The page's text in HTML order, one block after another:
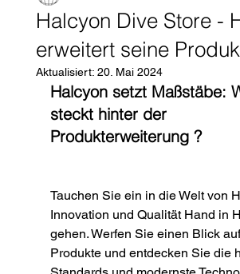
Halcyon Dive Store -
erweitert seine
Aktualisiert: 20. Mai 2024
Halcyon setzt Maßstäbe:
steckt hinter der
Produkterweiterung ?
Tauchen Sie ein in die Welt von
Innovation und Qualität Hand in
gehen. Werfen Sie einen Blick
Produkte und entdecken Sie die